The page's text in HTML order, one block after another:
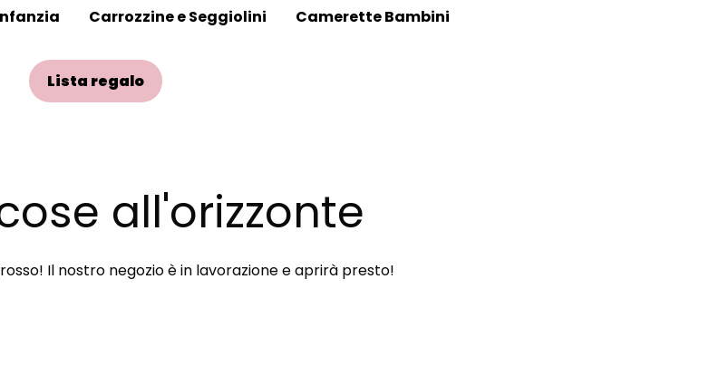
Carrozzine e Seggiolini
Camerette Bambini
Lista regalo
all'orizzonte
Il nostro negozio è in lavorazione e aprirà presto!